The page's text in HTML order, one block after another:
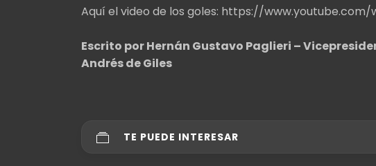
Aquí el video de los goles: https://www.youtube.com/
Escrito por Hernán Gustavo Paglieri –
Andrés de Giles
TE PUEDE INTERESAR